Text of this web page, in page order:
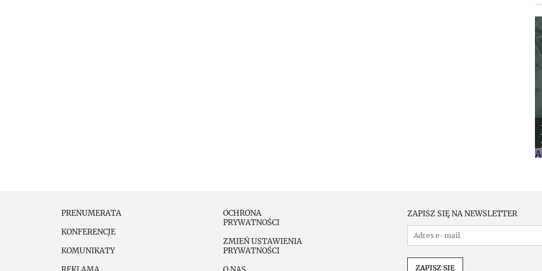
PRENUMERATA
KONFERENCJE
KOMUNIKATY
OCHRONA
PRYWATNOŚCI
ZMIEŃ USTAWIENIA
PRYWATNOŚCI
ZAPISZ SIĘ NA NEWSLETTER